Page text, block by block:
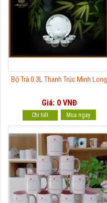
Bộ Trà 0.3L Thanh Trúc Minh Long
Giá: 0 VNĐ
Chi tiết